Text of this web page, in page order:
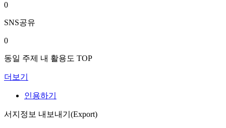
0
SNS공유
0
동일 주제 내 활용도 TOP
더보기
인용하기
서지정보 내보내기(Export)